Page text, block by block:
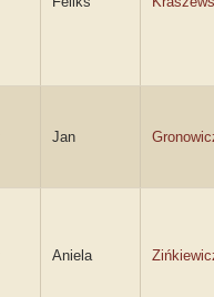
Jan
Aniela